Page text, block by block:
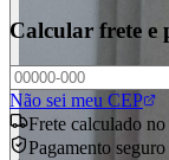
Calcular frete e
Não sei meu CEP
Frete calculado
Pagamento